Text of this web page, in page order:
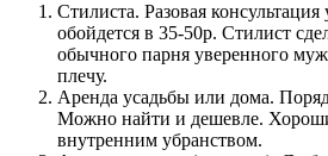
Стилиста. Разовая консультация
обойдется в 35-50р. Стилист
обычного парня уверенного
плечу.
Аренда усадьбы или дома.
Можно найти и дешевле.
внутренним убранством.